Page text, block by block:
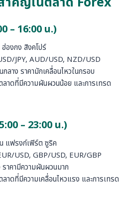
– 16:00 น.)
ฮ่องกง สิงคโปร์
JPY, AUD/USD, NZD/USD
าง ราคามักเคลื่อนไหวในกรอบ
ลาดที่มีความผันผวนน้อย และการเทรด
– 23:00 น.)
แฟรงก์เฟิร์ต ซูริค
USD, GBP/USD, EUR/GBP
าคามีความผันผวนมาก
าดที่มีความเคลื่อนไหวแรง และการเทรด